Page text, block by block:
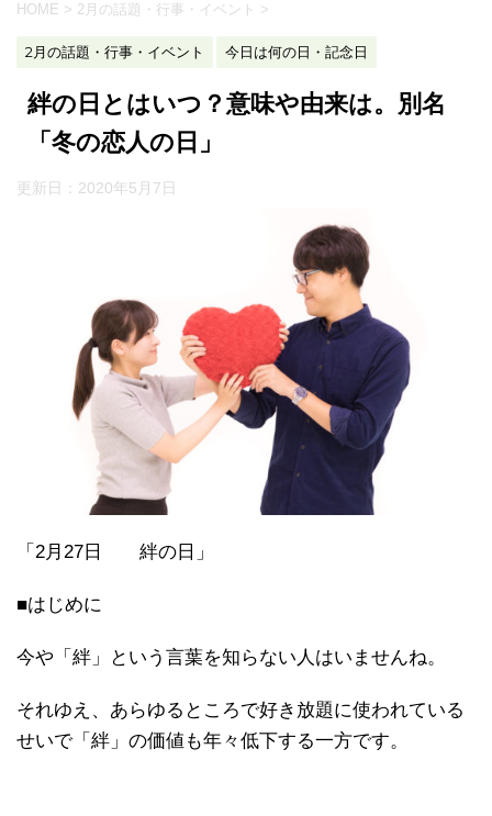
HOME > 2月の話題・行事・イベント >
2月の話題・行事・イベント 今日は何の日・記念日
絆の日とはいつ？意味や由来は。別名
「冬の恋人の日」
更新日： 2020年5月7日
「2月27日 絆の日」
■はじめに
今や「絆」という言葉を知らない人はいませんね。
それゆえ、あらゆるところで好き放題に使われている
せいで「絆」の価値も年々低下する一方です。